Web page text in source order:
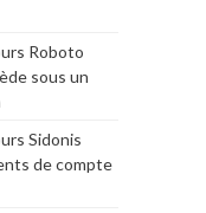
Roboto
sous un
Sidonis
de compte